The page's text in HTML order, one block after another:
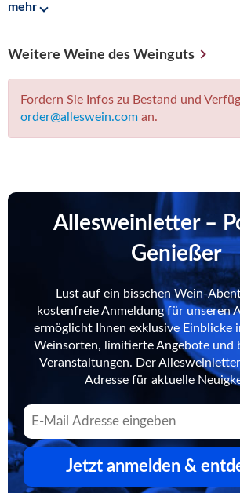
mehr
Weitere Weine des Weinguts
Fordern Sie Infos zu Bestand und
order@alleswein.com an.
Allesweinletter –
Genießer
Lust auf ein bisschen Wein-
kostenfreie Anmeldung für unseren
ermöglicht Ihnen exklusive Einblicke
Weinsorten, limitierte Angebote und
Veranstaltungen. Der
Adresse für aktuelle
Jetzt anmelden &